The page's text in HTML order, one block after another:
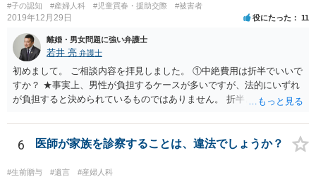
#子の認知 #産婦人科 #児童買春・援助交際 #被害者
2019年12月29日 役にたった 11
離婚・男女問題に強い弁護士
若井 亮 弁護士
初めまして。 ご相談内容を拝見しました。 ①中絶費用は折半でいいで
すか？ ★事実上、男性が負担するケースが多いですが、法的にいずれ
が負担すると決められているものではありません。 折半という考え方
否するそぶりもなかったので合意の上となるのか？ ★性行為について
の合意があることは特に問題にならないでしょう ③DNA鑑定をして事
実確認までしたほうがよいのか ★本当に妊娠をしており、こちらの子
であると主張するのであれば、DNA鑑定をするのも一つの選択肢にな
6 医師が家族を診察することは、違法でしょうか？
#生前贈与 #遺言 #産婦人科